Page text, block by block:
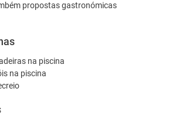
propostas gastronómicas
na piscina
na piscina